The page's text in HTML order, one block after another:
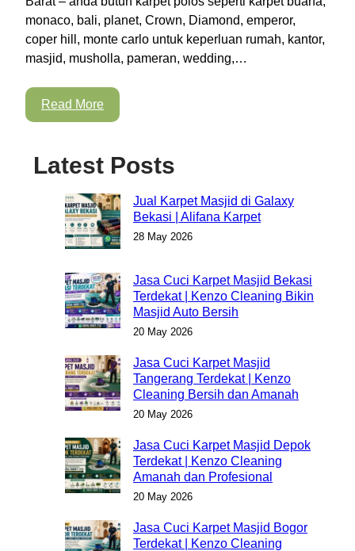
monaco, bali, planet, Crown, Diamond, emperor,
coper hill, monte carlo untuk keperluan rumah, kantor,
masjid, musholla, pameran, wedding,…
Read More
Latest Posts
Jual Karpet Masjid di Galaxy
Bekasi | Alifana Karpet
28 May 2026
Jasa Cuci Karpet Masjid Bekasi
Terdekat | Kenzo Cleaning Bikin
Masjid Auto Bersih
20 May 2026
Jasa Cuci Karpet Masjid
Tangerang Terdekat | Kenzo
Cleaning Bersih dan Amanah
20 May 2026
Jasa Cuci Karpet Masjid Depok
Terdekat | Kenzo Cleaning
Amanah dan Profesional
20 May 2026
Jasa Cuci Karpet Masjid Bogor
Terdekat | Kenzo Cleaning